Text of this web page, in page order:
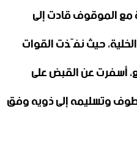
مع الموقوف قادت إلى
حيث نفّذت القوات
أسفرت عن القبض على
وتسليمه إلى ذويه وفق